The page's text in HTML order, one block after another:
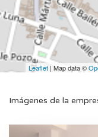
Leaflet | Map data ©
Imágenes de la